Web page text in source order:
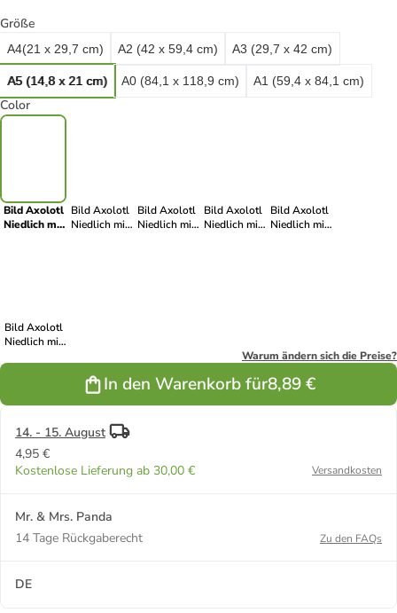
Größe
A4(21 x 29,7 cm) A2 (42 x 59,4 cm) A3 (29,7 x 42 cm)
A5 (14,8 x 21 cm) A0 (84,1 x 118,9 cm) A1 (59,4 x 84,1 cm)
Color
Bild Axolotl
Niedlich mit
Bild Axolotl
Niedlich mit
Bild Axolotl
Niedlich mit
Bild Axolotl
Niedlich mit
Bild Axolotl
Niedlich mit
Bild Axolotl
Niedlich mit
Warum ändern sich die Preise?
In den Warenkorb für8,89 €
14. - 15. August
4,95 €
Kostenlose Lieferung ab 30,00 €
Versandkosten
Mr. & Mrs. Panda
14 Tage Rückgaberecht
Zu den FAQs
DE